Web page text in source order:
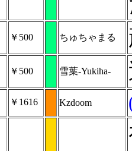
￥500 ちゅちゃまる
￥500 雪葉-Yukiha-
￥1616 Kzdoom